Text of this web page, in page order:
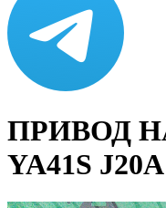
ПРИВОД
YA41S J20A